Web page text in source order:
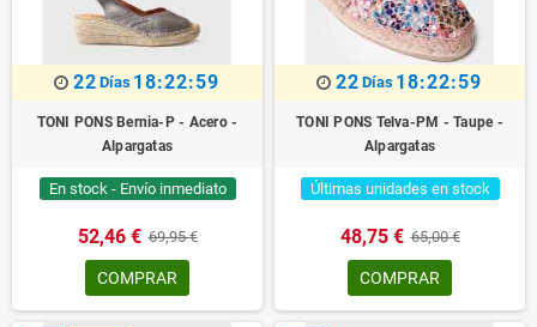
22 Días 18:22:59
TONI PONS Bernia-P - Acero -
Alpargatas
En stock - Envío inmediato
52,46 € 69,95 €
COMPRAR
22 Días 18:22:59
TONI PONS Telva-PM - Taupe -
Alpargatas
Últimas unidades en stock
48,75 € 65,00 €
COMPRAR